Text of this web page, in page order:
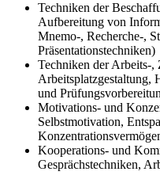
Techniken der
Aufbereitung von
Mnemo-, Recherche-,
Präsentationstechniken)
Techniken der Arbeits-
Arbeitsplatzgestaltung,
und
Motivations- und
Selbstmotivation,
Kooperations- und
Gesprächstechniken,